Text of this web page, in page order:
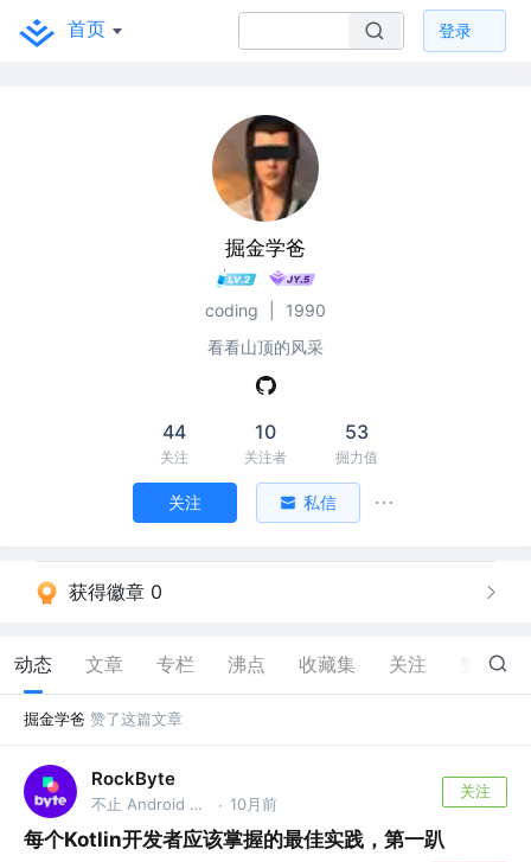
首页 登录
掘金学爸
coding
1990
看看山顶的风采
44
关注
10
关注者
53
掘力值
关注 私信
获得徽章 0
动态 文章 专栏 沸点 收藏集 关注 199
掘金学爸 赞了这篇文章
RockByte
不止 Android 工程师 · 10月前
关注
每个Kotlin开发者应该掌握的最佳实践，第一趴